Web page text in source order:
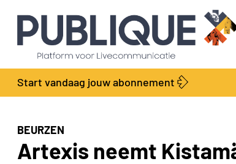
Start vandaag jouw abonnement
BEURZEN
Artexis neemt